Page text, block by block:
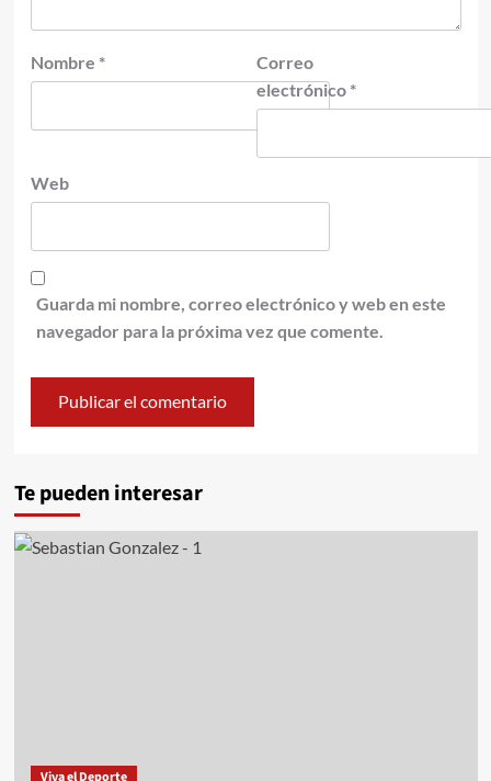
Nombre *
Correo
electrónico *
Web
Guarda mi nombre, correo electrónico y web en este
navegador para la próxima vez que comente.
Te pueden interesar
Viva el Deporte